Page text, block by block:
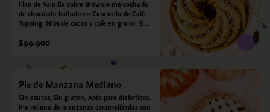
Flan de Vainilla sobre Brownie melcochudo
de chocolate bañado en Caramelo de Café.
Topping: Nibs de cacao y cafe en grano. Sin
diabéticos
$99.900
Pie de Manzana Mediano
Sin azucar, Sin gluten, Apto para diabeticos.
Pie relleno de manzanas caramelizadas con